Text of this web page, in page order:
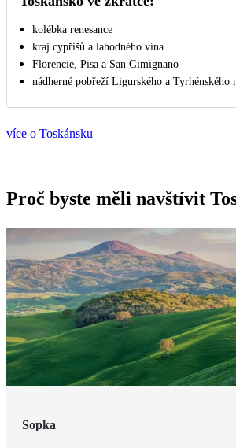
kolébka renesance
kraj cypřišů a lahodného vína
Florencie, Pisa a San Gimignano
nádherné pobřeží Ligurského a Tyrhénského
více o Toskánsku
Proč byste měli navštívit
Sopka